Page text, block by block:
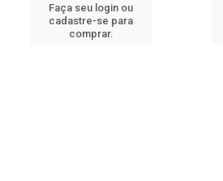
Faça seu login ou
cadastre-se para
comprar.